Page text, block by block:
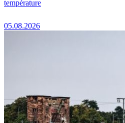
température
05.08.2026